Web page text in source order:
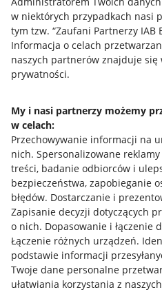
w niektórych przypadkach nasi
tym tzw. “Zaufani Partnerzy IAB
Informacja o celach
naszych partnerów znajduje
prywatności.
My i nasi partnerzy możemy
w celach:
Przechowywanie informacji na
nich. Spersonalizowane
treści, badanie odbiorców i
bezpieczeństwa, zapobieganie
błędów. Dostarczanie i
Zapisanie decyzji dotyczących
o nich. Dopasowanie i łączenie
Łączenie różnych urządzeń.
podstawie informacji
Twoje dane personalne
ułatwiania korzystania z
Przydatne informacje
Jak to działa
Napisz do nas
Allegro Gadane dla kupujących
Mapa miejscowości
Informacje prawne
Regulamin
Polityka plików "cookies"
Ustawienia plików "cookies"
Udostępnianie lokalizacji